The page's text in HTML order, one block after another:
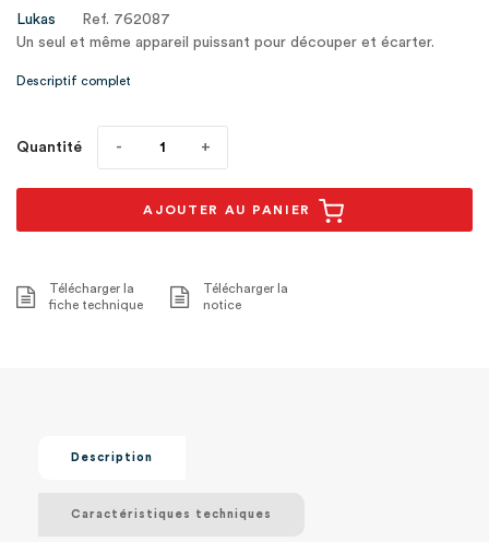
Lukas
Ref. 762087
Un seul et même appareil puissant pour découper et écarter.
Descriptif complet
Quantité
AJOUTER AU PANIER
Télécharger la
fiche technique
Télécharger la
notice
Description
Caractéristiques techniques